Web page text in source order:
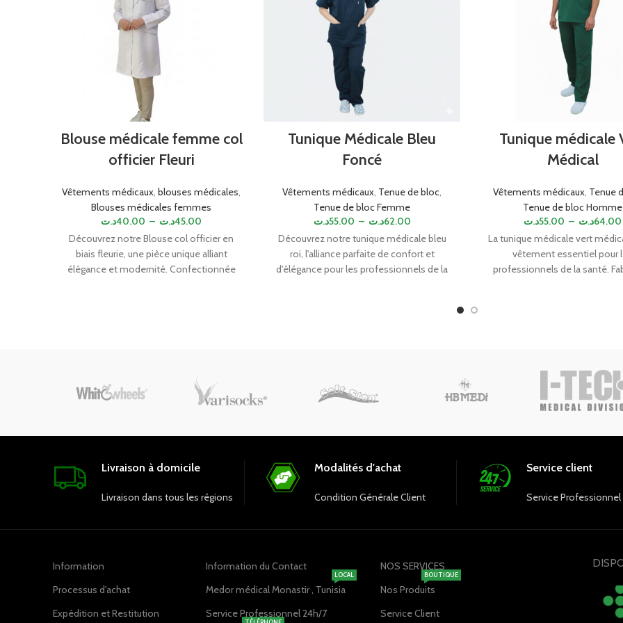
Blouse médicale femme col
officier Fleuri
Vêtements médicaux, blouses médicales,
Blouses médicales femmes
40.00د.ت – 45.00د.ت
Découvrez notre Blouse col officier en
biais fleurie, une pièce unique alliant
élégance et modernité. Confectionnée
Tunique Médicale Bleu
Foncé
Vêtements médicaux, Tenue de bloc,
Tenue de bloc Femme
55.00د.ت – 62.00د.ت
Découvrez notre tunique médicale bleu
roi, l'alliance parfaite de confort et
d'élégance pour les professionnels de la
Tunique médicale
Médical
Vêtements médicaux, Tenue
Tenue de bloc Homme
55.00د.ت – 64.00د.ت
La tunique médicale vert
vêtement essentiel pour
professionnels de la santé.
Livraison à domicile
Livraison dans tous les régions
Modalités d'achat
Condition Générale Client
Service client
Service Professionnel
Information
Processus d'achat
Expédition et Restitution
Information du Contact
Medor médical Monastir , Tunisia
LOCAL
Service Professionnel 24h/7
NOS SERVICES
Nos Produits
BOUTIQUE
Service Client